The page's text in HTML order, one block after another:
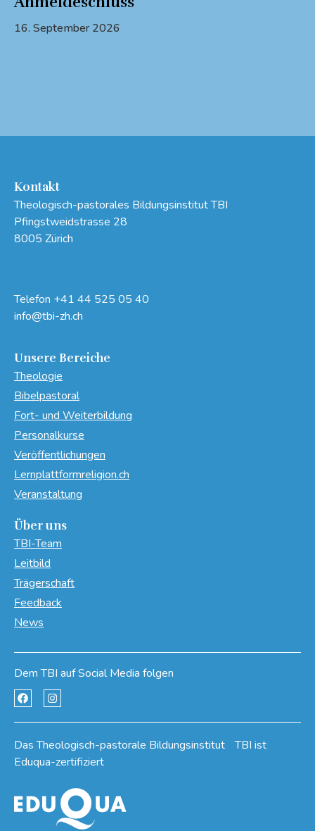
16. September 2026
Kontakt
Theologisch-pastorales Bildungsinstitut TBI
Pfingstweidstrasse 28
8005 Zürich
Telefon +41 44 525 05 40
info@tbi-zh.ch
Unsere Bereiche
Theologie
Bibelpastoral
Fort- und Weiterbildung
Personalkurse
Veröffentlichungen
Lernplattformreligion.ch
Veranstaltung
Über uns
TBI-Team
Leitbild
Trägerschaft
Feedback
News
Das Theologisch-pastorale Bildungsinstitut TBI ist
Eduqua-zertifiziert
Dem TBI auf Social Media folgen